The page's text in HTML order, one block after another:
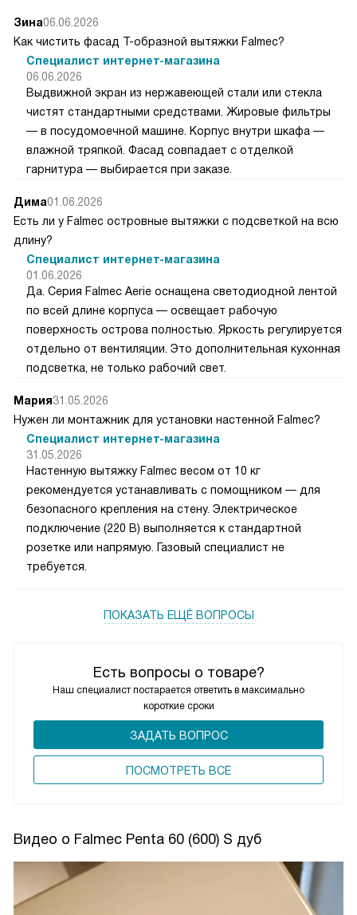
Есть вопросы о товаре?
Наш специалист постарается ответить в максимально
короткие сроки
ЗАДАТЬ ВОПРОС
ПОCМОТРЕТЬ ВСЕ
Зина06.06.2026
Как чистить фасад Т-образной вытяжки Falmec?
Специалист интернет-магазина
06.06.2026
Выдвижной экран из нержавеющей стали или стекла
чистят стандартными средствами. Жировые фильтры
— в посудомоечной машине. Корпус внутри шкафа —
влажной тряпкой. Фасад совпадает с отделкой
гарнитура — выбирается при заказе.
Дима01.06.2026
Есть ли у Falmec островные вытяжки с подсветкой на всю
длину?
Специалист интернет-магазина
01.06.2026
Да. Серия Falmec Aerie оснащена светодиодной лентой
по всей длине корпуса — освещает рабочую
поверхность острова полностью. Яркость регулируется
отдельно от вентиляции. Это дополнительная кухонная
подсветка, не только рабочий свет.
Мария31.05.2026
Нужен ли монтажник для установки настенной Falmec?
Специалист интернет-магазина
31.05.2026
Настенную вытяжку Falmec весом от 10 кг
рекомендуется устанавливать с помощником — для
безопасного крепления на стену. Электрическое
подключение (220 В) выполняется к стандартной
розетке или напрямую. Газовый специалист не
требуется.
ПОКАЗАТЬ ЕЩЁ ВОПРОСЫ
Видео о Falmec Penta 60 (600) S дуб